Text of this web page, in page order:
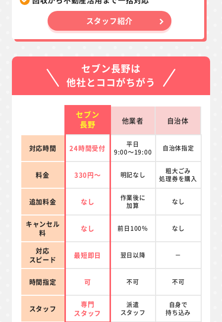
スタッフ紹介
セブン長野は
他社とココがちがう
セブン
長野
他業者 自治体
対応時間 24時間受付
平日
9:00～19:00
自治体指定
料金 330円～ 明記なし
粗大ごみ
処理券を購入
追加料金 なし
作業後に
加算
なし
キャンセル
料
なし 前日100％ なし
対応
スピード
最短即日 翌日以降 －
時間指定 可 不可 不可
スタッフ
専門
スタッフ
派遣
スタッフ
自身で
持ち込み